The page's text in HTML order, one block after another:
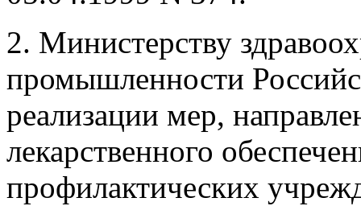
2. Министерству
промышленности
реализации мер,
лекарственного
профилактических